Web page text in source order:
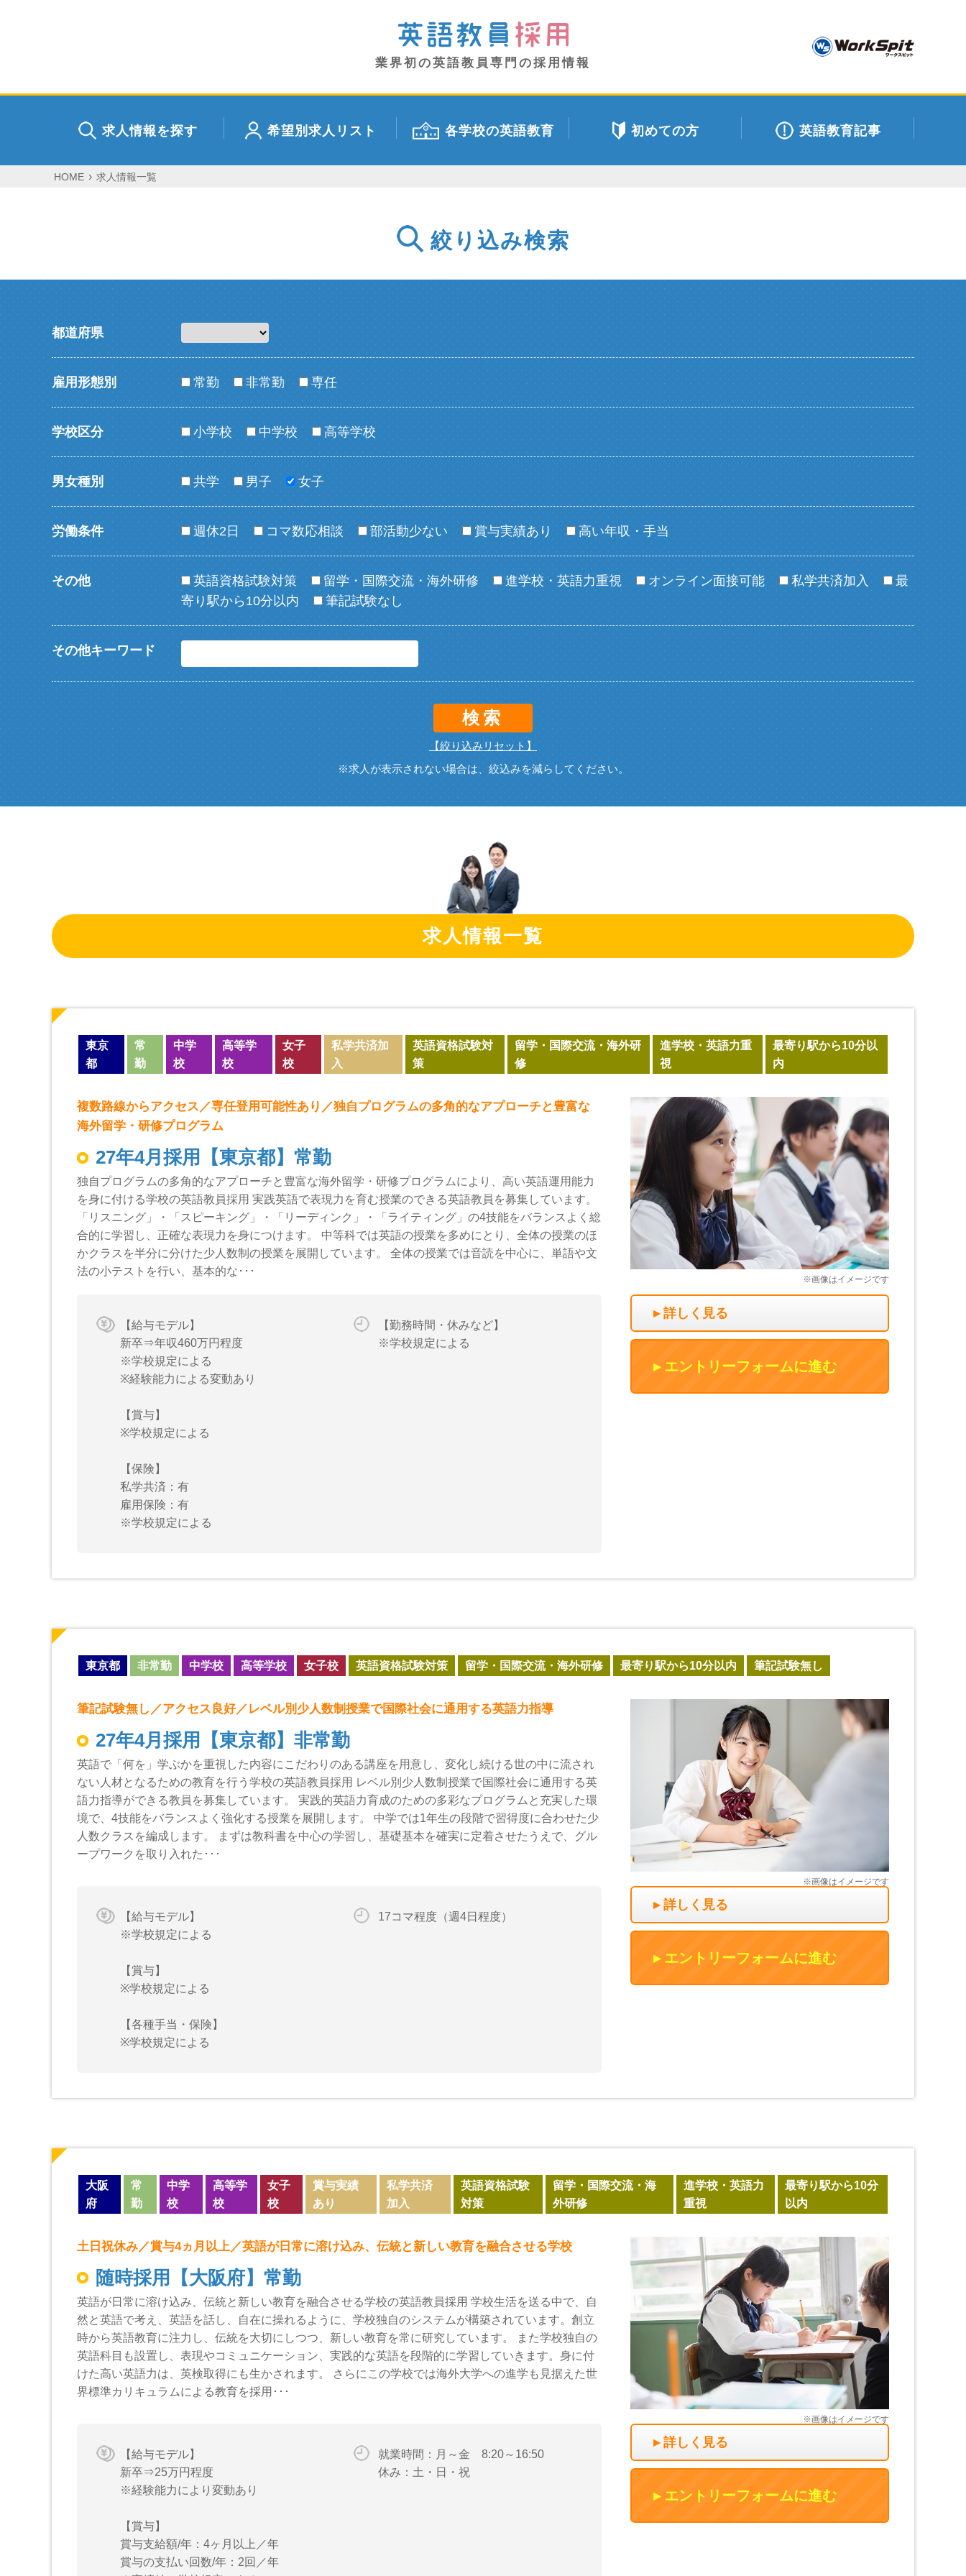
業界初の英語教員専門の採用情報
求人情報を探す 希望別求人リスト 各学校の英語教育 初めての方 英語教育記事
HOME 求人情報一覧
絞り込み検索
都道府県
雇用形態別 常勤 非常勤 専任
学校区分 小学校 中学校 高等学校
男女種別 共学 男子 女子
労働条件 週休2日 コマ数応相談 部活動少ない 賞与実績あり 高い年収・手当
その他 英語資格試験対策 留学・国際交流・海外研修 進学校・英語力重視 オンライン面接可能 私学共済加入
最
寄り駅から10分以内
筆記試験なし
その他キーワード
検索
【絞り込みリセット】
※求人が表示されない場合は、絞込みを減らしてください。
求人情報一覧
東京
都
常
勤
中学
校
高等学
校
女子
校
私学共済加
入
英語資格試験対
策
留学・国際交流・海外研
修
進学校・英語力重
視
最寄り駅から10分以
内
複数路線からアクセス／専任登用可能性あり／独自プログラムの多角的なアプローチと豊富な
海外留学・研修プログラム
27年4月採用【東京都】常勤
独自プログラムの多角的なアプローチと豊富な海外留学・研修プログラムにより、高い英語運用能力
を身に付ける学校の英語教員採用 実践英語で表現力を育む授業のできる英語教員を募集しています。
「リスニング」・「スピーキング」・「リーディンク」・「ライティング」の4技能をバランスよく総
合的に学習し、正確な表現力を身につけます。 中等科では英語の授業を多めにとり、全体の授業のほ
かクラスを半分に分けた少人数制の授業を展開しています。 全体の授業では音読を中心に、単語や文
法の小テストを行い、基本的な･･･
【給与モデル】
新卒⇒年収460万円程度
※学校規定による
※経験能力による変動あり
【賞与】
※学校規定による
【保険】
私学共済：有
雇用保険：有
※学校規定による
【勤務時間・休みなど】
※学校規定による
詳しく見る
エントリーフォームに進む
東京都 非常勤 中学校 高等学校 女子校 英語資格試験対策 留学・国際交流・海外研修 最寄り駅から10分以内 筆記試験無し
筆記試験無し／アクセス良好／レベル別少人数制授業で国際社会に通用する英語力指導
27年4月採用【東京都】非常勤
英語で「何を」学ぶかを重視した内容にこだわりのある講座を用意し、変化し続ける世の中に流され
ない人材となるための教育を行う学校の英語教員採用 レベル別少人数制授業で国際社会に通用する英
語力指導ができる教員を募集しています。 実践的英語力育成のための多彩なプログラムと充実した環
境で、4技能をバランスよく強化する授業を展開します。 中学では1年生の段階で習得度に合わせた少
人数クラスを編成します。 まずは教科書を中心の学習し、基礎基本を確実に定着させたうえで、グル
ープワークを取り入れた･･･
【給与モデル】
※学校規定による
【賞与】
※学校規定による
【各種手当・保険】
※学校規定による
17コマ程度（週4日程度）
詳しく見る
エントリーフォームに進む
大阪
府
常
勤
中学
校
高等学
校
女子
校
賞与実績
あり
私学共済
加入
英語資格試験
対策
留学・国際交流・海
外研修
進学校・英語力
重視
最寄り駅から10分
以内
土日祝休み／賞与4ヵ月以上／英語が日常に溶け込み、伝統と新しい教育を融合させる学校
随時採用【大阪府】常勤
英語が日常に溶け込み、伝統と新しい教育を融合させる学校の英語教員採用 学校生活を送る中で、自
然と英語で考え、英語を話し、自在に操れるように、学校独自のシステムが構築されています。創立
時から英語教育に注力し、伝統を大切にしつつ、新しい教育を常に研究しています。 また学校独自の
英語科目も設置し、表現やコミュニケーション、実践的な英語を段階的に学習していきます。身に付
けた高い英語力は、英検取得にも生かされます。 さらにこの学校では海外大学への進学も見据えた世
界標準カリキュラムによる教育を採用･･･
【給与モデル】
新卒⇒25万円程度
※経験能力により変動あり
【賞与】
賞与支給額/年：4ヶ月以上／年
賞与の支払い回数/年：2回／年
就業時間：月～金 8:20～16:50
休み：土・日・祝
詳しく見る
エントリーフォームに進む